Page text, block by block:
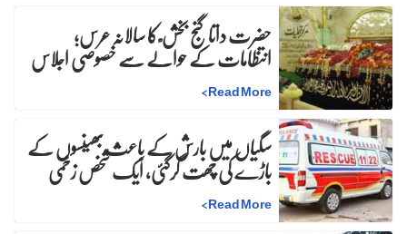
حضرت داتا گنج بخش ؒ کا سالانہ عرس;
انتظامات کے حوالے سے خصوصی اجلاس
Read More
>
سگیاں میں بارش کے باعث بھینسوں کے
باڑے کی چھت گرگئی، ایک شخص زخمی
Read More
>